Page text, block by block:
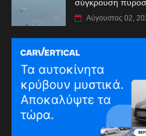
σύγκρουση
Αύγουστος 02,